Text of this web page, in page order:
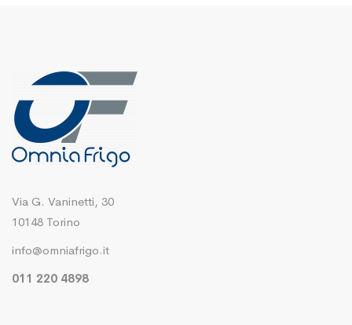
Via G. Vaninetti, 30
10148 Torino
info@omniafrigo.it
011 220 4898